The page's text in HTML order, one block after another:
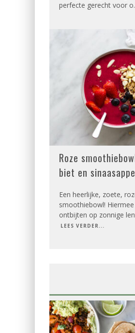
perfecte gerecht voor o
Roze
biet en
Een heerlijke, zoete,
smoothiebowl!
ontbijten op zonnige
LEES VERDER...